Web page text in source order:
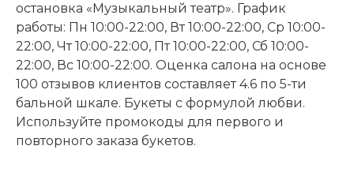
остановка «Музыкальный театр». График
работы: Пн 10:00-22:00, Вт 10:00-22:00, Ср 10:00-
22:00, Чт 10:00-22:00, Пт 10:00-22:00, Сб 10:00-
22:00, Вс 10:00-22:00. Оценка салона на основе
100 отзывов клиентов составляет 4.6 по 5-ти
бальной шкале. Букеты с формулой любви.
Используйте промокоды для первого и
повторного заказа букетов.